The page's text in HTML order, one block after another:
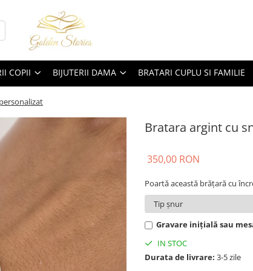
COPII BIJUTERII DAMA BRATARI CUPLU SI FAMILIE
Bratara argint cu
350,00 RON
Poartă această brățară cu
Gravare inițială sau
IN STOC
Durata de livrare: 3-5 zile